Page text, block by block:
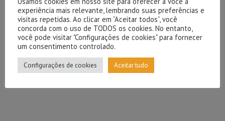
experiência mais relevante, lembrando suas preferências e
visitas repetidas. Ao clicar em “Aceitar todos”, você
concorda com o uso de TODOS os cookies. No entanto,
você pode visitar "Configurações de cookies" para fornecer
um consentimento controlado.
Configurações de cookies Aceitar tudo